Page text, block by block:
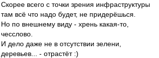
Скорее всего с точки зрения инфраструктуры
там всё что надо будет, не придерёшься.
Но по внешнему виду - хрень какая-то,
чесслово.
И дело даже не в отсутствии зелени,
деревьев... - отрастёт :)